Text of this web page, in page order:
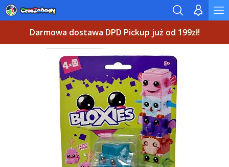
Darmowa dostawa DPD Pickup już od 199zł!